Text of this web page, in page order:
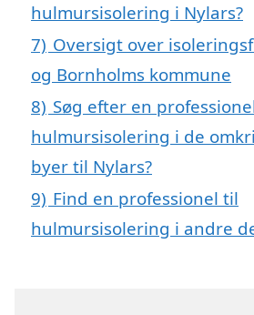
hulmursisolering i Nylars?
7) Oversigt over
og Bornholms kommune
8) Søg efter en
hulmursisolering i de
byer til Nylars?
9) Find en professionel til
hulmursisolering i andre